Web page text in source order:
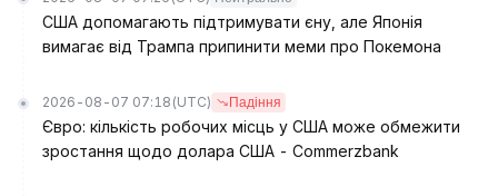
США допомагають підтримувати єну, але Японія
вимагає від Трампа припинити меми про Покемона
2026-08-07 07:18 (UTC) Падіння
Євро: кількість робочих місць у США може обмежити
зростання щодо долара США - Commerzbank